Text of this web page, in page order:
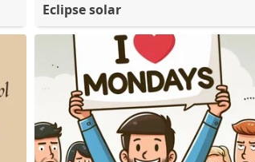
Eclipse solar